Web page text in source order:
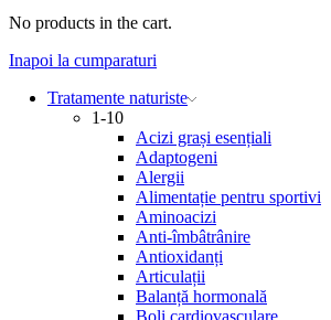
No products in the cart.
Inapoi la cumparaturi
Tratamente naturiste
1-10
Acizi grași esențiali
Adaptogeni
Alergii
Alimentație pentru sportivi
Aminoacizi
Anti-îmbâtrânire
Antioxidanți
Articulații
Balanță hormonală
Boli cardiovasculare